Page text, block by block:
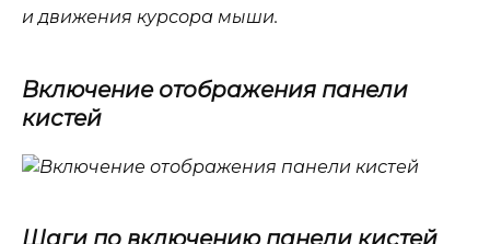
и движения курсора мыши.
Включение отображения панели
кистей